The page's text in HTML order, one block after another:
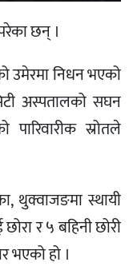
छन् ।
उमेरमा निधन भएको
अस्पतालको सघन
स्रोतले
थुक्वाजङमा स्थायी
र ५ बहिनी छोरी
भएको हो ।